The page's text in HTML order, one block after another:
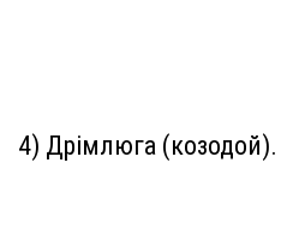
4) Дрімлюга (козодой).